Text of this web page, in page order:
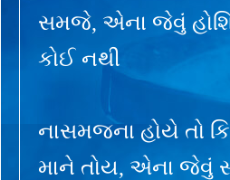
સમજે, એના જેવું
કોઈ નથી
નાસમજના હોયે તો
માને તોય, એના જેવું